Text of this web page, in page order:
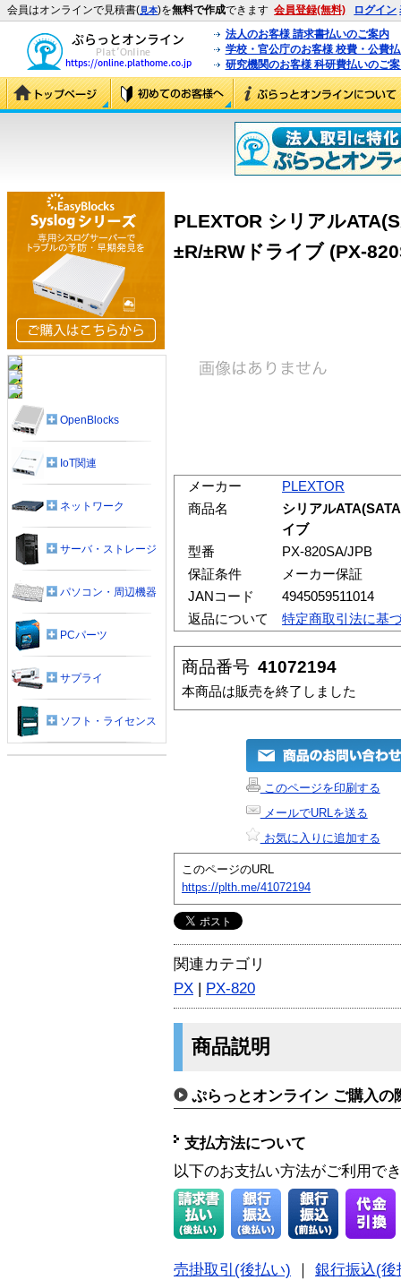
会員はオンラインで見積書(見本)を無料で作成できます 会員登録(無料) ログイン
法人のお客様 請求書払いのご案内
学校・官公庁のお客様 校費・公費
研究機関のお客様 科研費払いのご
PLEXTOR シリアル
±R/±RWドライブ (PX-
メーカー
PLEXTOR
商品名
シリアル
イブ
型番
PX-820SA/JPB
保証条件
メーカー保証
JANコード
4945059511014
返品について
特定商取引法に基
商品番号 41072194
本商品は販売を終了しました
このページを印刷する
メールでURLを送る
お気に入りに追加する
このページのURL
https://plth.me/41072194
関連カテゴリ
PX | PX-820
商品説明
ぷらっとオンライン ご購入の
支払方法について
以下のお支払い方法がご利用で
売掛取引(後払い)
銀行振込(後
OpenBlocks
IoT関連
ネットワーク
サーバ・ストレージ
パソコン・周辺機器
PCパーツ
サプライ
ソフト・ライセンス